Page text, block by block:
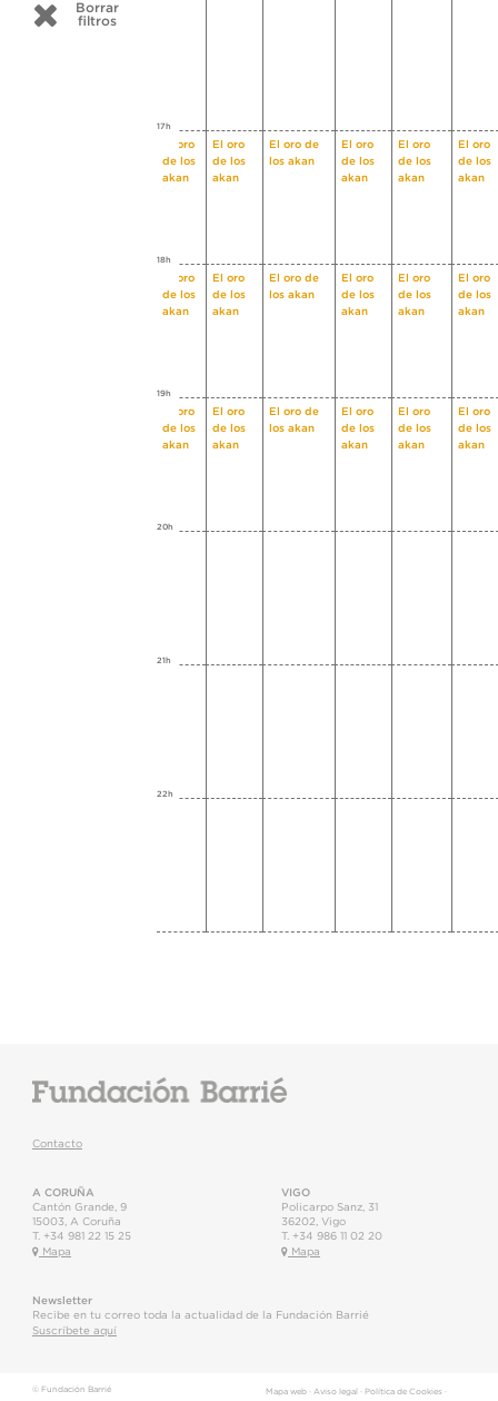
Borrar
filtros
17h
El oro
de los
akan
El oro
de los
akan
El oro de
los akan
El oro
de los
akan
El oro
de los
akan
El oro
de los
akan
18h
El oro
de los
akan
El oro
de los
akan
El oro de
los akan
El oro
de los
akan
El oro
de los
akan
El oro
de los
akan
19h
El oro
de los
akan
El oro
de los
akan
El oro de
los akan
El oro
de los
akan
El oro
de los
akan
El oro
de los
akan
20h
21h
22h
Contacto
A CORUÑA
Cantón Grande, 9
15003
A Coruña
T. +34 981 22 15 25
Mapa
VIGO
Policarpo Sanz, 31
36202 Vigo
T. +34 986 11 02 20
Mapa
Newsletter
Recibe en tu correo toda la actualidad de la Fundación Barrié
Suscríbete aquí
© Fundación Barrié Mapa web· Aviso legal · Política de Cookies ·